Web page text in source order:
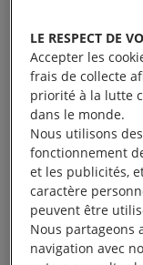
très
de
octobre
lui avait
000
Méfiant,
LE RESPECT DE
Accepter les
frais de collecte
priorité à la lutte
dans le monde.
Nous utilisons
fonctionnement
et les publicités,
caractère
peuvent être
Nous partageons
navigation avec